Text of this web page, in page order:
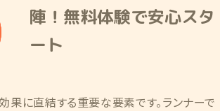
陣！無料体験で安心スタ
ート
果に直結する重要な要素です。ランナーで